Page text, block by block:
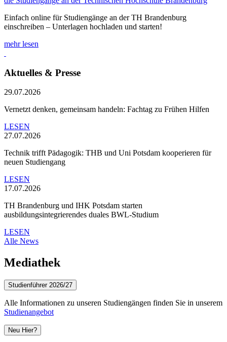
Einfach online für Studiengänge an der TH Brandenburg
einschreiben – Unterlagen hochladen und starten!
mehr lesen
Aktuelles & Presse
29.07.2026
Vernetzt denken, gemeinsam handeln: Fachtag zu Frühen Hilfen
LESEN
27.07.2026
Technik trifft Pädagogik: THB und Uni Potsdam kooperieren für
neuen Studiengang
LESEN
17.07.2026
TH Brandenburg und IHK Potsdam starten
ausbildungsintegrierendes duales BWL-Studium
LESEN
Alle News
Mediathek
Studienführer 2026/27
Alle Informationen zu unseren Studiengängen finden Sie in unserem
Studienangebot
Neu Hier?